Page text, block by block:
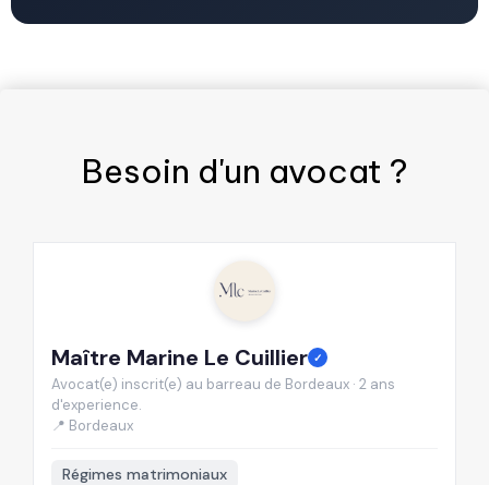
Besoin d'un avocat ?
Maître Marine Le Cuillier ✓
Avocat(e) inscrit(e) au barreau de Bordeaux · 2 ans
d'experience.
📍 Bordeaux
Régimes matrimoniaux